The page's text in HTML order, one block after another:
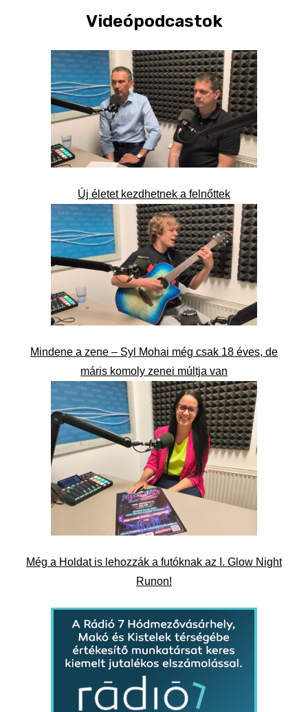
Videópodcastok
Új életet kezdhetnek a felnőttek
Mindene a zene – Syl Mohai még csak 18 éves, de
máris komoly zenei múltja van
Még a Holdat is lehozzák a futóknak az I. Glow Night
Runon!